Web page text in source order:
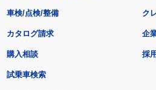
車検/点検/整備 ク
カタログ請求
購入相談
試乗車検索
企
採